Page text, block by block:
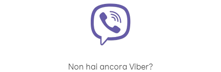
Non hai ancora Viber?